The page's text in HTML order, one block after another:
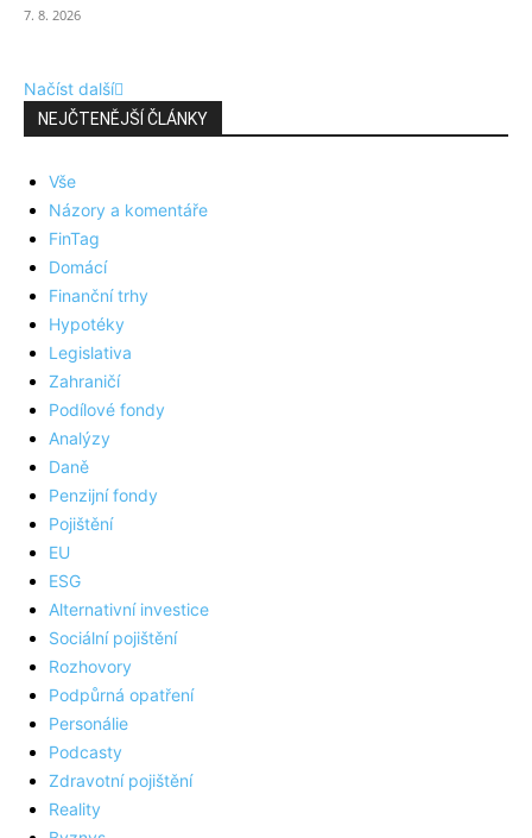
7. 8. 2026
Načíst další
NEJČTENĚJŠÍ ČLÁNKY
Vše
Názory a komentáře
FinTag
Domácí
Finanční trhy
Hypotéky
Legislativa
Zahraničí
Podílové fondy
Analýzy
Daně
Penzijní fondy
Pojištění
EU
ESG
Alternativní investice
Sociální pojištění
Rozhovory
Podpůrná opatření
Personálie
Podcasty
Zdravotní pojištění
Reality